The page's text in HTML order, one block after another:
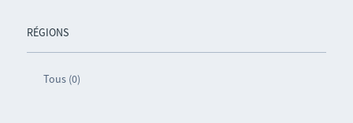
RÉGIONS
Tous (0)